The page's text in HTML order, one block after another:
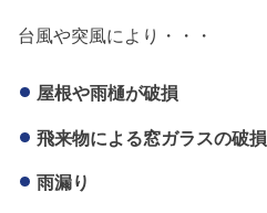
台風や突風により・・・
屋根や雨樋が破損
飛来物による窓ガラスの破損
雨漏り